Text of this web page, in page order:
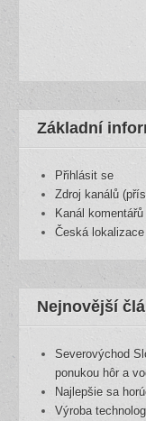
Základní
Přihlásit se
Zdroj kanálů
Kanál komentářů
Česká lokalizace
Nejnovější
Severovýchod
ponukou hôr a
Najlepšie sa
Výroba